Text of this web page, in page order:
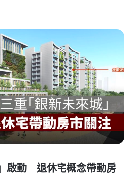
啟動 退休宅概念帶動房